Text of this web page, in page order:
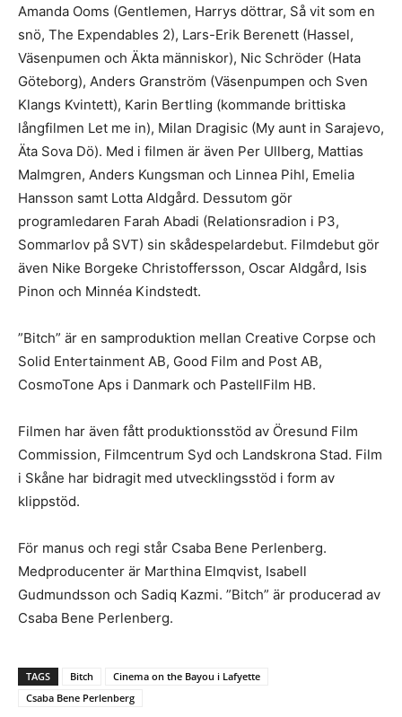
Amanda Ooms (Gentlemen, Harrys döttrar, Så vit som en
snö, The Expendables 2), Lars-Erik Berenett (Hassel,
Väsenpumen och Äkta människor), Nic Schröder (Hata
Göteborg), Anders Granström (Väsenpumpen och Sven
Klangs Kvintett), Karin Bertling (kommande brittiska
långfilmen Let me in), Milan Dragisic (My aunt in Sarajevo,
Äta Sova Dö). Med i filmen är även Per Ullberg, Mattias
Malmgren, Anders Kungsman och Linnea Pihl, Emelia
Hansson samt Lotta Aldgård. Dessutom gör
programledaren Farah Abadi (Relationsradion i P3,
Sommarlov på SVT) sin skådespelardebut. Filmdebut gör
även Nike Borgeke Christoffersson, Oscar Aldgård, Isis
Pinon och Minnéa Kindstedt.
”Bitch” är en samproduktion mellan Creative Corpse och
Solid Entertainment AB, Good Film and Post AB,
CosmoTone Aps i Danmark och PastellFilm HB.
Filmen har även fått produktionsstöd av Öresund Film
Commission, Filmcentrum Syd och Landskrona Stad. Film
i Skåne har bidragit med utvecklingsstöd i form av
klippstöd.
För manus och regi står Csaba Bene Perlenberg.
Medproducenter är Marthina Elmqvist, Isabell
Gudmundsson och Sadiq Kazmi. ”Bitch” är producerad av
Csaba Bene Perlenberg.
TAGS Bitch
Cinema on the Bayou i Lafyette
Csaba Bene Perlenberg